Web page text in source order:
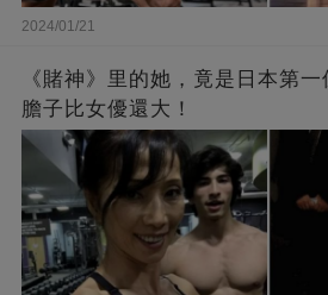
2024/01/21
《賭神》里的她，竟是日本第一
膽子比女優還大！